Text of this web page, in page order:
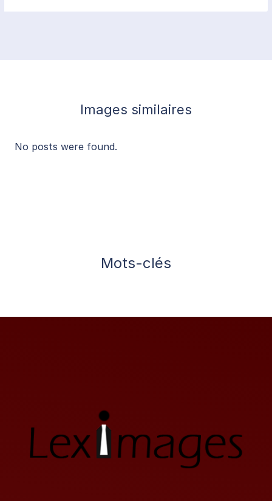
Images similaires
No posts were found.
Mots-clés